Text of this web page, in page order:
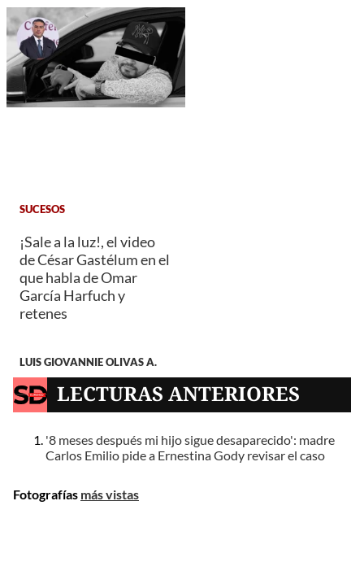
SUCESOS
¡Sale a la luz!, el video
de César Gastélum en el
que habla de Omar
García Harfuch y
retenes
LUIS GIOVANNIE OLIVAS A.
LECTURAS ANTERIORES
'8 meses después mi hijo sigue desaparecido': madre
Carlos Emilio pide a Ernestina Gody revisar el caso
Fotografías más vistas